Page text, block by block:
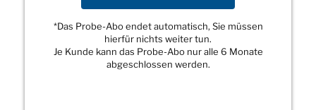
*Das Probe-Abo endet automatisch, Sie müssen
hierfür nichts weiter tun.
Je Kunde kann das Probe-Abo nur alle 6 Monate
abgeschlossen werden.